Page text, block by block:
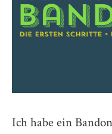
Ich habe ein